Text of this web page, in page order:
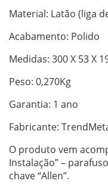
Material: Latão (liga
Acabamento: Polido
Medidas: 300 X 53 X
Peso: 0,270Kg
Garantia: 1 ano
Fabricante:
O produto vem
Instalação” –
chave “Allen”.